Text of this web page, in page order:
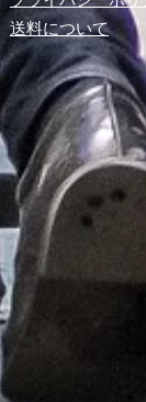
​送料について